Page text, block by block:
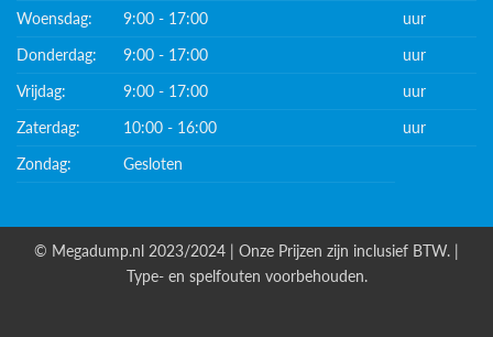
Woensdag:
9:00 - 17:00
uur
Donderdag:
9:00 - 17:00
uur
Vrijdag:
9:00 - 17:00
uur
Zaterdag:
10:00 - 16:00
uur
Zondag:
Gesloten
© Megadump.nl 2023/2024 | Onze Prijzen zijn inclusief BTW. |
Type- en spelfouten voorbehouden.